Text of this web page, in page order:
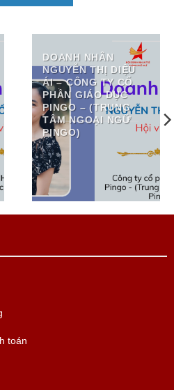
DOANH NHÂN
NGUYỄN THỊ DIỆU
ÁI – CÔNG TY CỔ
PHẦN GIÁO DỤC
PINGO – (TRUNG
TÂM NGOẠI NGỮ
PINGO)
toán